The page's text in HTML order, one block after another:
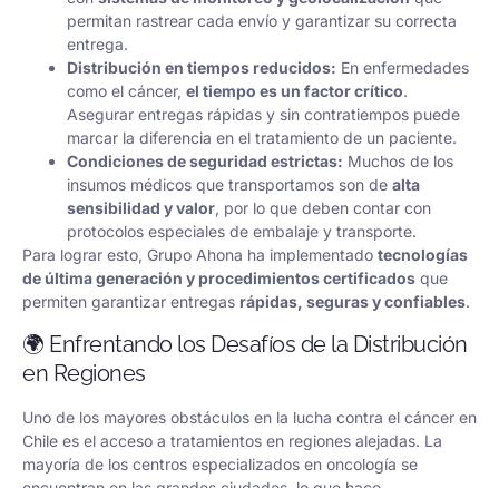
permitan rastrear cada envío y garantizar su correcta
entrega.
Distribución en tiempos reducidos: En enfermedades
como el cáncer, el tiempo es un factor crítico.
Asegurar entregas rápidas y sin contratiempos puede
marcar la diferencia en el tratamiento de un paciente.
Condiciones de seguridad estrictas: Muchos de los
insumos médicos que transportamos son de alta
sensibilidad y valor, por lo que deben contar con
protocolos especiales de embalaje y transporte.
Para lograr esto, Grupo Ahona ha implementado tecnologías
de última generación y procedimientos certificados que
permiten garantizar entregas rápidas, seguras y confiables.
🌍 Enfrentando los Desafíos de la Distribución
en Regiones
Uno de los mayores obstáculos en la lucha contra el cáncer en
Chile es el acceso a tratamientos en regiones alejadas. La
mayoría de los centros especializados en oncología se